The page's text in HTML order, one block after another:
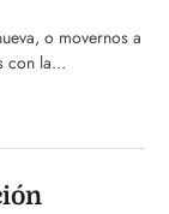
o movernos a
con la...